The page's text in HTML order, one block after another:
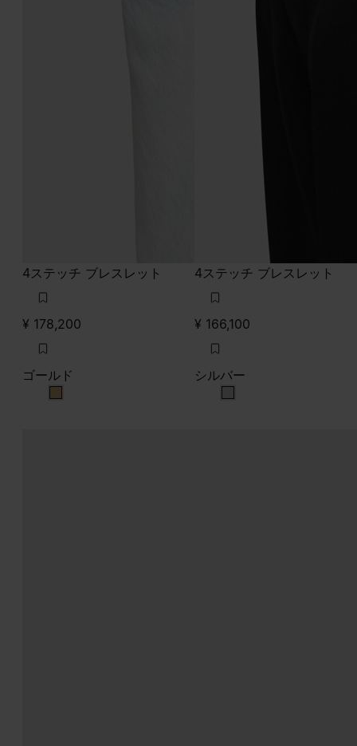
4ステッチ ブレスレット
¥ 178,200
ゴールド
ゴールド
4ステッチ ブレスレット
¥ 166,100
シルバー
シルバー